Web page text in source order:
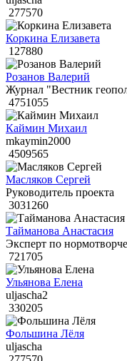
277570
Коркина Елизавета
127880
Розанов Валерий
Журнал "Вестник
4751055
Каймин Михаил
mkaymin2000
4509565
Масляков Сергей
Руководитель проекта
3031260
Тайманова Анастасия
Эксперт по
721705
Ульянова Елена
uljascha2
330205
Фольшина Лёля
uljascha